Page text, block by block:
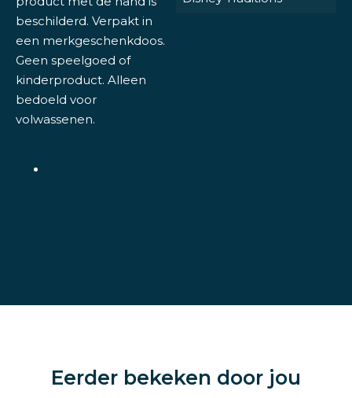
beschilderd. Verpakt in
een merkgeschenkdoos.
Geen speelgoed of
kinderproduct. Alleen
bedoeld voor
volwassenen.
Eerder bekeken door jou